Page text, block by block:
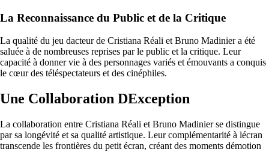
La Reconnaissance du Public et de la Critique
La qualité du jeu dacteur de Cristiana Réali et Bruno Madinier a été
saluée à de nombreuses reprises par le public et la critique. Leur
capacité à donner vie à des personnages variés et émouvants a conquis
le cœur des téléspectateurs et des cinéphiles.
Une Collaboration DException
La collaboration entre Cristiana Réali et Bruno Madinier se distingue
par sa longévité et sa qualité artistique. Leur complémentarité à lécran
transcende les frontières du petit écran, créant des moments démotion